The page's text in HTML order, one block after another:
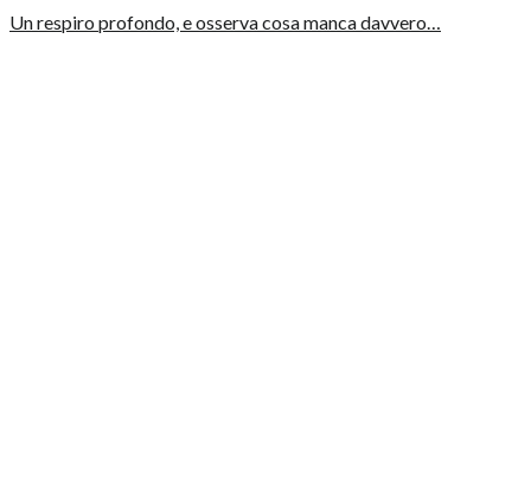
Un respiro profondo, e osserva cosa manca davvero…